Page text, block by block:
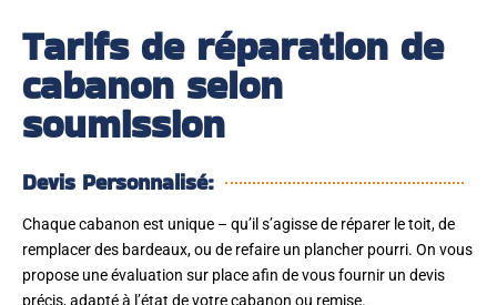
Tarifs de réparation de
cabanon selon
soumission
Devis Personnalisé:
Chaque cabanon est unique – qu’il s’agisse de réparer le toit, de
remplacer des bardeaux, ou de refaire un plancher pourri. On vous
propose une évaluation sur place afin de vous fournir un devis
précis, adapté à l’état de votre cabanon ou remise.